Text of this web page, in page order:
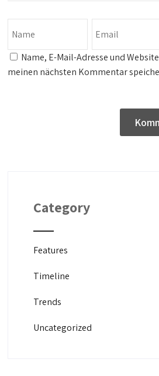
Name, E-Mail-Adresse und
meinen nächsten Kommentar
Category
Features
Timeline
Trends
Uncategorized